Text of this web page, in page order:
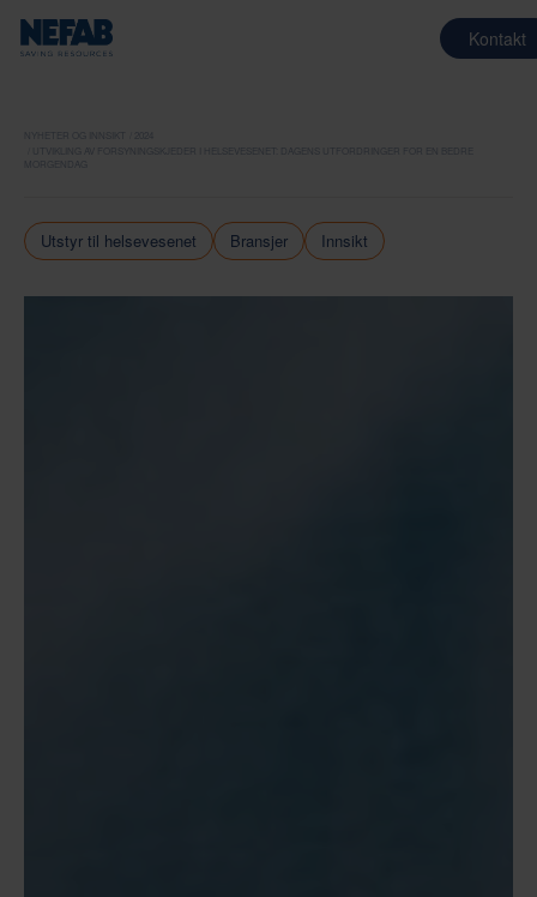
Kontakt
UTVIKLING AV FORSYNINGSKJEDER I HELSEVESENET: DAGENS UTFORDRINGER FOR EN BEDRE
MORGENDAG
Utstyr til helsevesenet Bransjer Innsikt